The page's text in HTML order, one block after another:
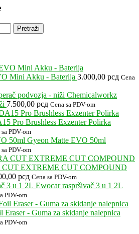
Pretraži
Mini Akku - Baterija 3.000,00 рсд Cena
Chemicalworkz
7.500,00 рсд Cena sa PDV-om
Pro Brushless Exzenter Polirka
sa PDV-om
Gyeon Matte EVO 50ml
sa PDV-om
EXTREME CUT COMPOUND
рсдRaspon
cena:
2.900,00 рсд
do
Cena sa PDV-om
Ewocar raspršivač 3 u 1 2L
PDV-om
- Guma za skidanje nalepnica
PDV-om